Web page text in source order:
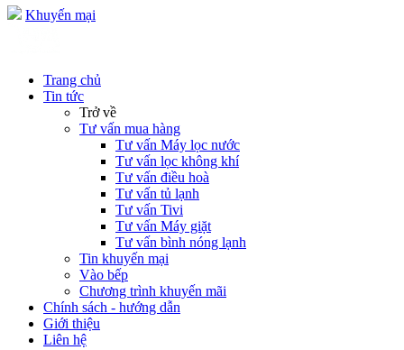
Khuyến mại
Trang chủ
Tin tức
Trở về
Tư vấn mua hàng
Tư vấn Máy lọc nước
Tư vấn lọc không khí
Tư vấn điều hoà
Tư vấn tủ lạnh
Tư vấn Tivi
Tư vấn Máy giặt
Tư vấn bình nóng lạnh
Tin khuyến mại
Vào bếp
Chương trình khuyến mãi
Chính sách - hướng dẫn
Giới thiệu
Liên hệ